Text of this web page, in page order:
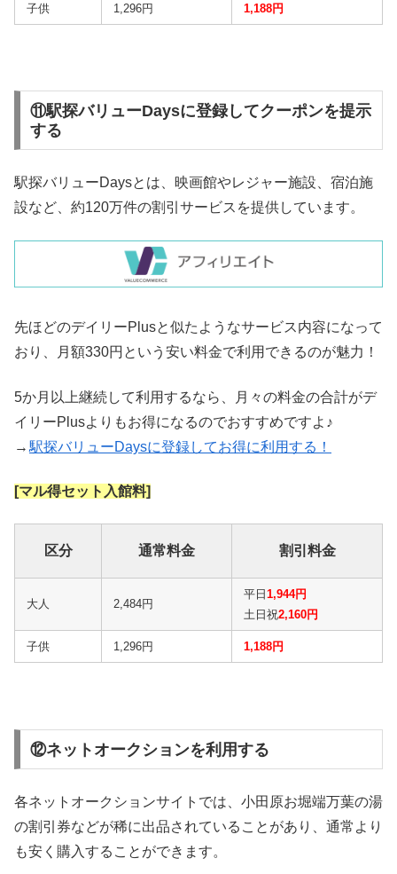
子供 1,296円 1,188円
⑪駅探バリューDaysに登録してクーポンを提示
する
駅探バリューDaysとは、映画館やレジャー施設、宿泊施
設など、約120万件の割引サービスを提供しています。
先ほどのデイリーPlusと似たようなサービス内容になって
おり、月額330円という安い料金で利用できるのが魅力！
5か月以上継続して利用するなら、月々の料金の合計がデ
イリーPlusよりもお得になるのでおすすめですよ♪
→ 駅探バリューDaysに登録してお得に利用する！
[マル得セット入館料]
区分 通常料金 割引料金
大人 2,484円
平日 1,944円
土日祝2,160円
子供 1,296円 1,188円
⑫ネットオークションを利用する
各ネットオークションサイトでは、小田原お堀端万葉の湯
の割引券などが稀に出品されていることがあり、通常より
も安く購入することができます。